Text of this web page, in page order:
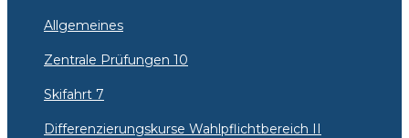
Allgemeines
Zentrale Prüfungen 10
Skifahrt 7
Differenzierungskurse Wahlpflichtbereich II